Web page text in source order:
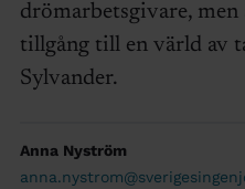
drömarbetsgivare,
tillgång till en värld av
Sylvander.
Anna Nyström